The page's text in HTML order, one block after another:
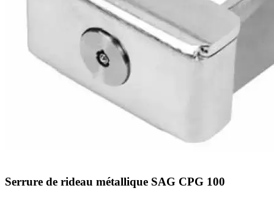
Serrure de rideau métallique SAG CPG 100